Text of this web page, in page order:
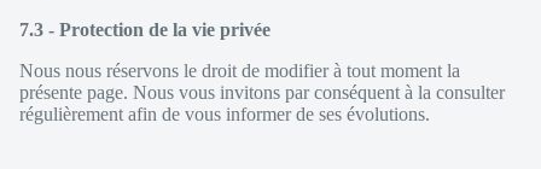
7.3 - Protection de la vie privée
Nous nous réservons le droit de modifier à tout moment la
présente page. Nous vous invitons par conséquent à la consulter
régulièrement afin de vous informer de ses évolutions.